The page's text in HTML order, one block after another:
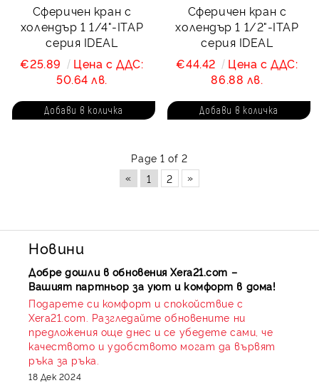
Сферичен кран с
холендър 1 1/4"-ITAP
серия IDEAL
€25.89
Цена с ДДС:
50.64 лв.
Сферичен кран с
холендър 1 1/2"-ITAP
серия IDEAL
€44.42
Цена с ДДС:
86.88 лв.
Page 1 of 2
«
1 2 »
Новини
Добре дошли в обновения Xera21.com –
Вашият партньор за уют и комфорт в дома!
Подарете си комфорт и спокойствие с
Xera21.com. Разгледайте обновените ни
предложения още днес и се убедете сами, че
качеството и удобството могат да вървят
ръка за ръка.
18 Дек 2024